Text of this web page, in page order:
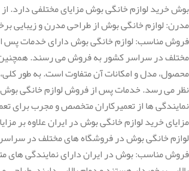
بوش خرید لوازم خانگی بوش مزایای مختلفی دارد. از
مدرن: لوازم خانگی بوش از طراحی مدرن و زیبایی
فروش مناسب: لوازم خانگی بوش دارای خدمات پس
مختلف در سراسر کشور به فروش می رسند.
محصول، مدل و امکانات آن متفاوت است. به طور کلی،
نظر می رسد. خدمات پس از فروش لوازم خانگی بوش
مزایای خرید لوازم خانگی بوش در ایران علاوه بر
لوازم خانگی بوش در فروشگاه های مختلف در
فروش مناسب: بوش در ایران دارای نمایندگی های